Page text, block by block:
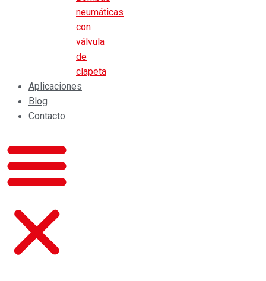
neumáticas
con
válvula
de
clapeta
Aplicaciones
Blog
Contacto